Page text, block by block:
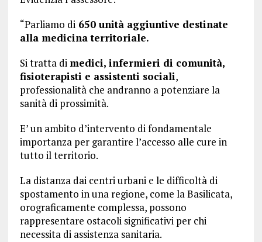
“Parliamo di650 unità aggiuntive destinate
alla medicina territoriale.
Si tratta di medici, infermieri di comunità,
fisioterapisti e assistenti sociali,
professionalità che andranno a potenziare la
sanità di prossimità.
E’ un ambito d’intervento di fondamentale
importanza per garantire l’accesso alle cure in
tutto il territorio.
La distanza dai centri urbani e le difficoltà di
spostamento in una regione, come la Basilicata,
orograficamente complessa, possono
rappresentare ostacoli significativi per chi
necessita di assistenza sanitaria.